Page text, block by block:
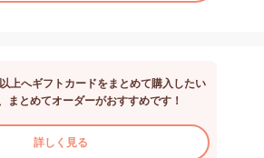
上へギフトカードをまとめて購入したい
まとめてオーダーがおすすめです！
詳しく見る